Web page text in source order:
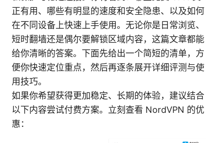
正有用、哪些有明显的速度和安全隐患、以及如何
在不同设备上快速上手使用。无论你是日常浏览、
短时翻墙还是偶尔要解锁区域内容，这篇文章都能
给你清晰的答案。下面先给出一个简短的清单，方
便你快速定位重点，然后再逐条展开详细评测与使
用技巧。
如果你希望获得更加稳定、长期的体验，建议结合
以下内容尝试付费方案。立刻查看 NordVPN 的优
惠：